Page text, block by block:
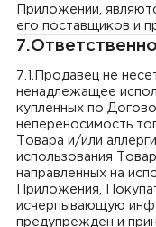
Приложении,
его поставщиков и
7.1.Продавец не
ненадлежащее
купленных по
непереносимость
Товара и/или
использования
направленных на
Приложения,
исчерпывающую
предупрежден и